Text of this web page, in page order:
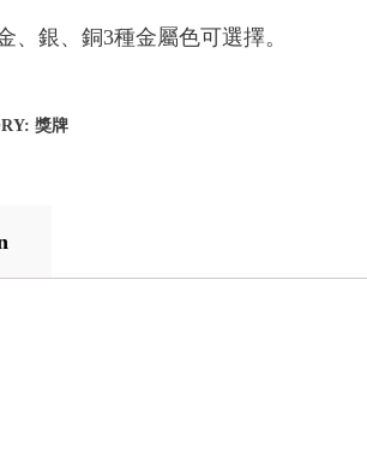
、銀、銅3種金屬色可選擇。
獎牌